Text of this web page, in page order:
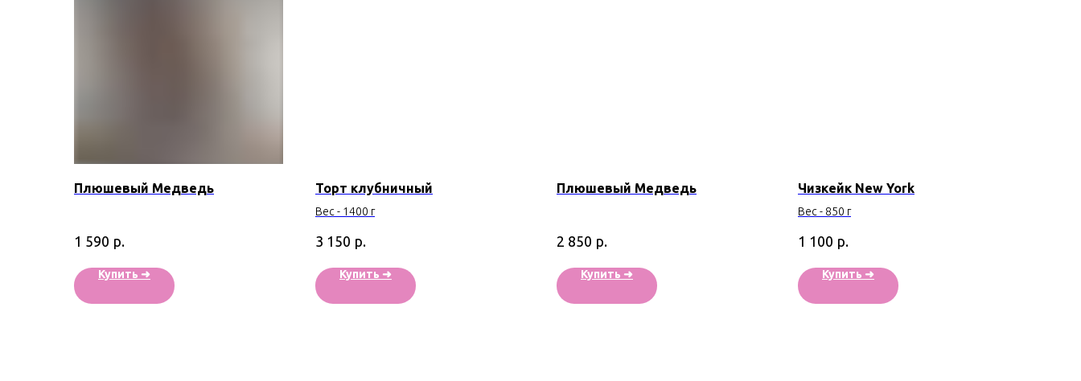
Плюшевый Медведь
1 590 р.
Купить ➜
Торт клубничный
Вес - 1400 г
3 150 р.
Купить ➜
Плюшевый Медведь
2 850 р.
Купить ➜
Чизкейк New York
Вес - 850 г
1 100 р.
Купить ➜